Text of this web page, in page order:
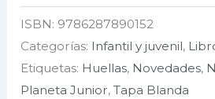
Saber
volver
cantidad
ISBN: 9786287890152
Categorías: Infantil y juvenil,
Etiquetas: Huellas, Novedades,
Planeta Junior,Tapa Blanda